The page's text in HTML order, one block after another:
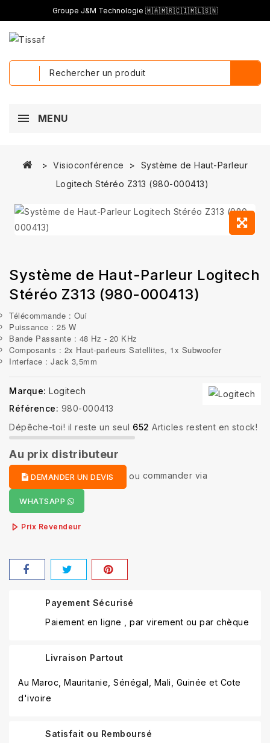
Groupe J&M Technologie 🇲🇦🇲🇷🇨🇮🇲🇱🇸🇳
MENU
Visioconférence
Système de Haut-Parleur
Logitech Stéréo Z313 (980-000413)
Système de Haut-Parleur Logitech
Stéréo Z313 (980-000413)
Télécommande : Oui
Puissance : 25 W
Bande Passante : 48 Hz - 20 KHz
Composants : 2x Haut-parleurs Satellites, 1x Subwoofer
Interface : Jack 3,5mm
Marque: Logitech
Référence: 980-000413
Dépêche-toi! il reste un seul 652 Articles restent en stock!
Au prix distributeur
DEMANDER UN DEVIS ou commander via
WHATSAPP
Prix Revendeur
Payement Sécurisé
Paiement en ligne , par virement ou par chèque
Livraison Partout
Au Maroc, Mauritanie, Sénégal, Mali, Guinée et Cote
d'ivoire
Satisfait ou Remboursé